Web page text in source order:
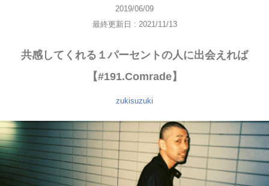
2019/06/09
最終更新日 : 2021/11/13
共感してくれる１パーセントの人に出会えれば
【#191.Comrade】
zukisuzuki